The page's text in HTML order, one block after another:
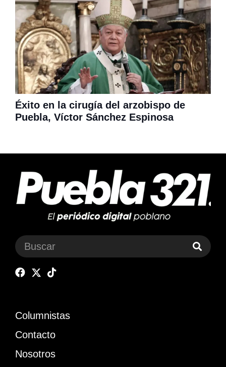
Éxito en la cirugía del arzobispo de
Puebla, Víctor Sánchez Espinosa
Columnistas
Contacto
Nosotros